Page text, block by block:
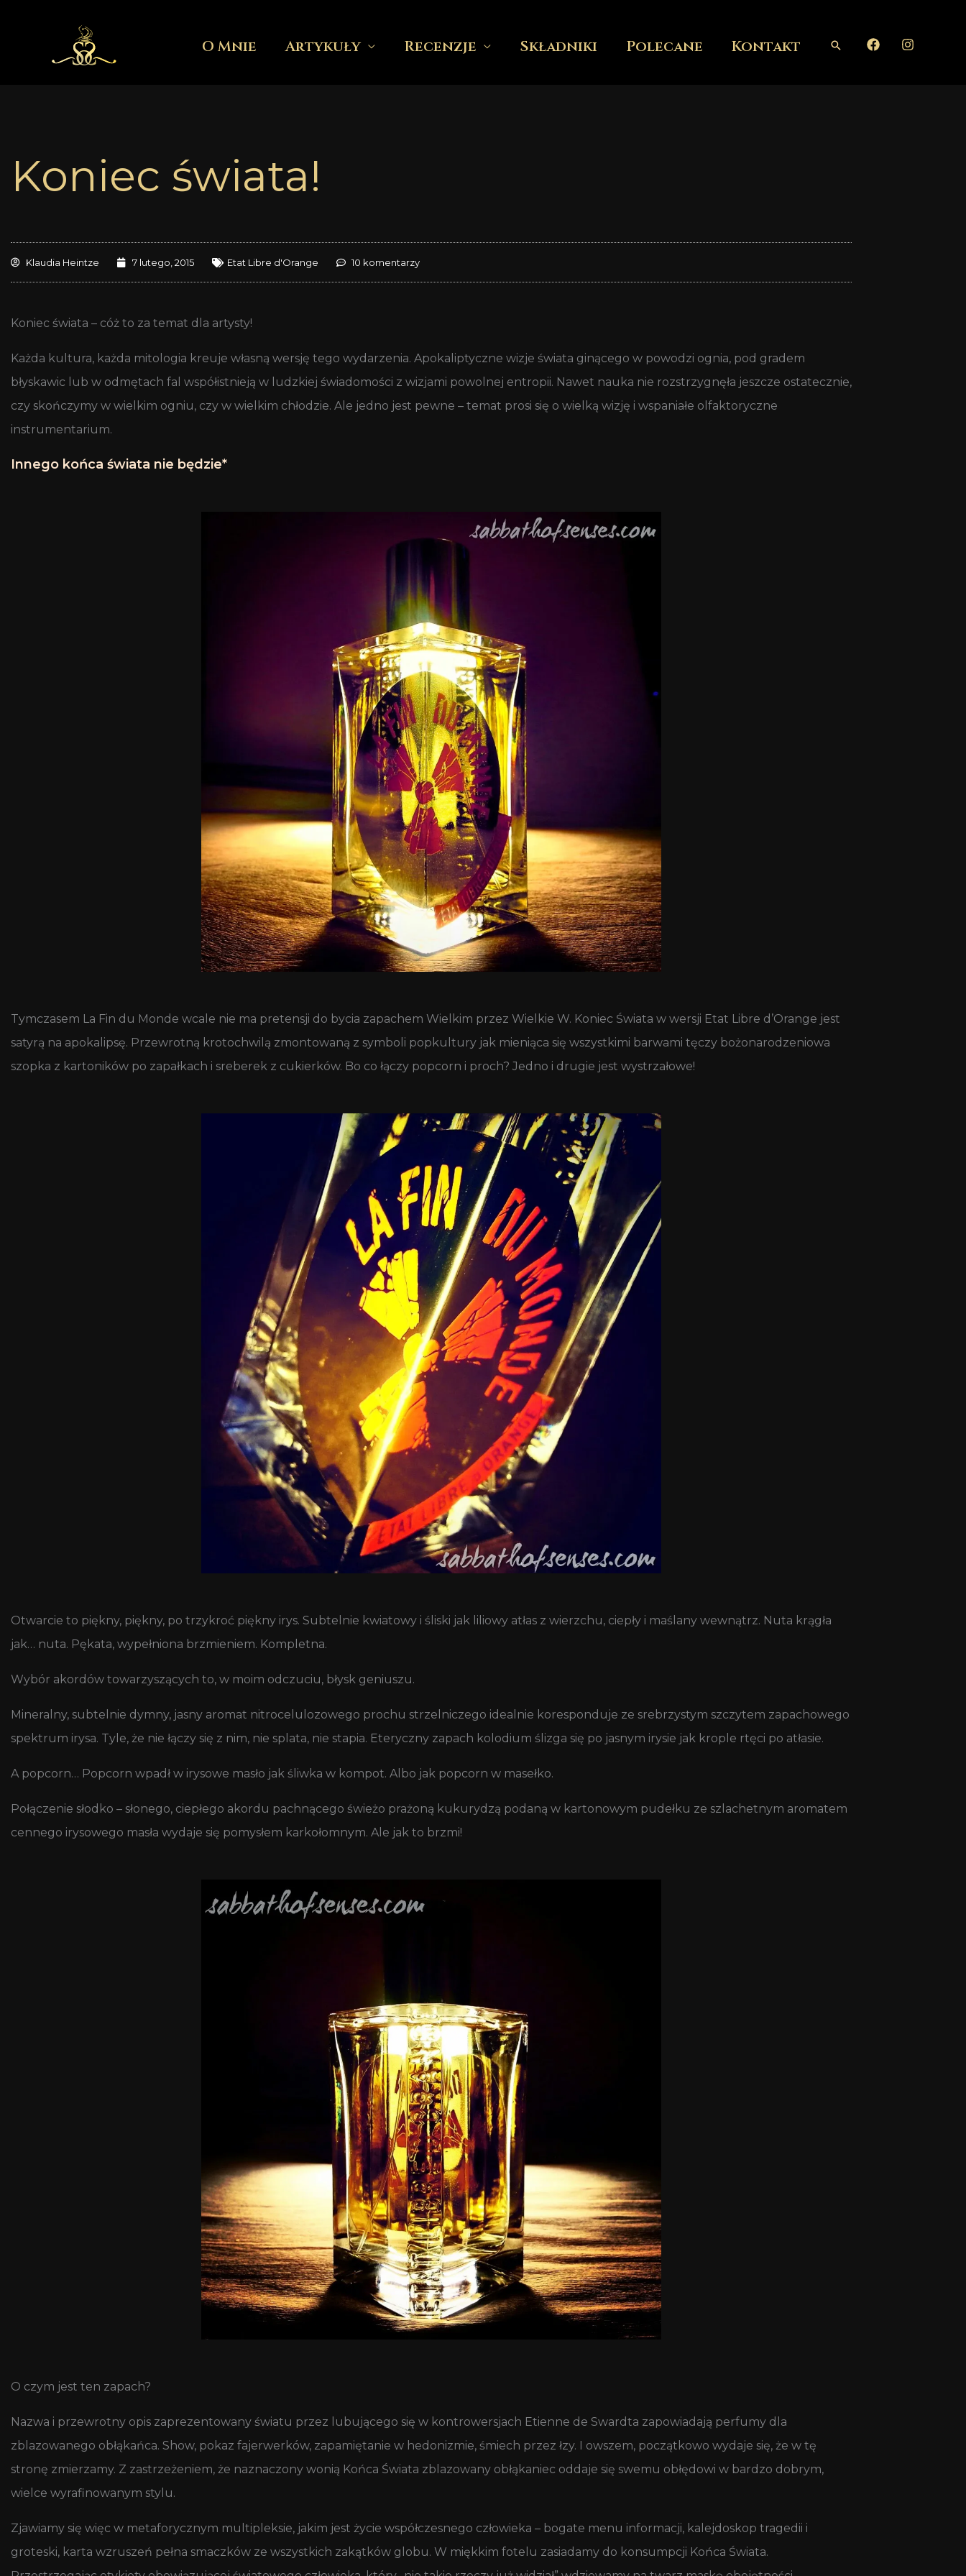
O Mnie Artykuły Recenzje Składniki Polecane Kontakt Szukaj
Koniec świata!
Klaudia Heintze 7 lutego, 2015 Etat Libre d'Orange 10 komentarzy
Koniec świata – cóż to za temat dla artysty!
Każda kultura, każda mitologia kreuje własną wersję tego wydarzenia. Apokaliptyczne wizje świata ginącego w powodzi ognia, pod gradem
błyskawic lub w odmętach fal współistnieją w ludzkiej świadomości z wizjami powolnej entropii. Nawet nauka nie rozstrzygnęła jeszcze ostatecznie,
czy skończymy w wielkim ogniu, czy w wielkim chłodzie. Ale jedno jest pewne – temat prosi się o wielką wizję i wspaniałe olfaktoryczne
instrumentarium.
Innego końca świata nie będzie*
Tymczasem La Fin du Monde wcale nie ma pretensji do bycia zapachem Wielkim przez Wielkie W. Koniec Świata w wersji Etat Libre d’Orange jest
satyrą na apokalipsę. Przewrotną krotochwilą zmontowaną z symboli popkultury jak mieniąca się wszystkimi barwami tęczy bożonarodzeniowa
szopka z kartoników po zapałkach i sreberek z cukierków. Bo co łączy popcorn i proch? Jedno i drugie jest wystrzałowe!
Otwarcie to piękny, piękny, po trzykroć piękny irys. Subtelnie kwiatowy i śliski jak liliowy atłas z wierzchu, ciepły i maślany wewnątrz. Nuta krągła
jak… nuta. Pękata, wypełniona brzmieniem. Kompletna.
Wybór akordów towarzyszących to, w moim odczuciu, błysk geniuszu.
Mineralny, subtelnie dymny, jasny aromat nitrocelulozowego prochu strzelniczego idealnie koresponduje ze srebrzystym szczytem zapachowego
spektrum irysa. Tyle, że nie łączy się z nim, nie splata, nie stapia. Eteryczny zapach kolodium ślizga się po jasnym irysie jak krople rtęci po atłasie.
A popcorn… Popcorn wpadł w irysowe masło jak śliwka w kompot. Albo jak popcorn w masełko.
Połączenie słodko – słonego, ciepłego akordu pachnącego świeżo prażoną kukurydzą podaną w kartonowym pudełku ze szlachetnym aromatem
cennego irysowego masła wydaje się pomysłem karkołomnym. Ale jak to brzmi!
O czym jest ten zapach?
Nazwa i przewrotny opis zaprezentowany światu przez lubującego się w kontrowersjach Etienne de Swardta zapowiadają perfumy dla
zblazowanego obłąkańca. Show, pokaz fajerwerków, zapamiętanie w hedonizmie, śmiech przez łzy. I owszem, początkowo wydaje się, że w tę
stronę zmierzamy. Z zastrzeżeniem, że naznaczony wonią Końca Świata zblazowany obłąkaniec oddaje się swemu obłędowi w bardzo dobrym,
wielce wyrafinowanym stylu.
Zjawiamy się więc w metaforycznym multipleksie, jakim jest życie współczesnego człowieka – bogate menu informacji, kalejdoskop tragedii i
groteski, karta wzruszeń pełna smaczków ze wszystkich zakątków globu. W miękkim fotelu zasiadamy do konsumpcji Końca Świata.